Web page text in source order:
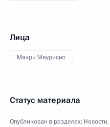
Лица
Макри Маурисио
Статус материала
Опубликован в разделах: Новости,